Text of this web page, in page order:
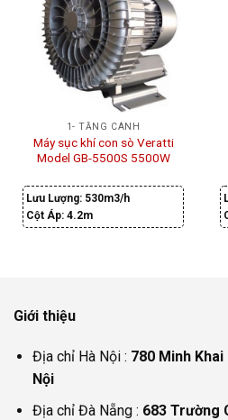
1- TẦNG CÁNH
Máy sục khí con sò Veratti
Model GB-5500S 5500W
Lưu Lượng: 530m3/h
Cột Áp:4.2m
Giới thiệu
Địa chỉ Hà Nội : 780 Minh
Nội
Địa chỉ Đà Nẵng : 683 Trường